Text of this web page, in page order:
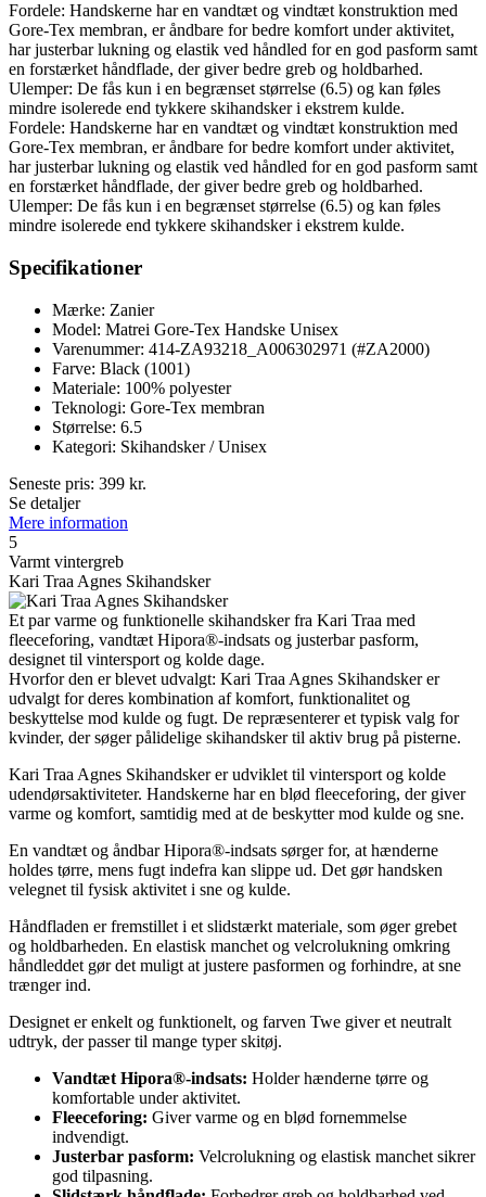
Fordele: Handskerne har en vandtæt og vindtæt konstruktion med
Gore-Tex membran, er åndbare for bedre komfort under aktivitet,
har justerbar lukning og elastik ved håndled for en god pasform samt
en forstærket håndflade, der giver bedre greb og holdbarhed.
Ulemper: De fås kun i en begrænset størrelse (6.5) og kan føles
mindre isolerede end tykkere skihandsker i ekstrem kulde.
Fordele: Handskerne har en vandtæt og vindtæt konstruktion med
Gore-Tex membran, er åndbare for bedre komfort under aktivitet,
har justerbar lukning og elastik ved håndled for en god pasform samt
en forstærket håndflade, der giver bedre greb og holdbarhed.
Ulemper: De fås kun i en begrænset størrelse (6.5) og kan føles
mindre isolerede end tykkere skihandsker i ekstrem kulde.
Specifikationer
Mærke: Zanier
Model: Matrei Gore-Tex Handske Unisex
Varenummer: 414-ZA93218_A006302971 (#ZA2000)
Farve: Black (1001)
Materiale: 100% polyester
Teknologi: Gore-Tex membran
Størrelse: 6.5
Kategori: Skihandsker / Unisex
Seneste pris: 399 kr.
Se detaljer
Mere information
5
Varmt vintergreb
Kari Traa Agnes Skihandsker
Et par varme og funktionelle skihandsker fra Kari Traa med
fleeceforing, vandtæt Hipora®-indsats og justerbar pasform,
designet til vintersport og kolde dage.
Hvorfor den er blevet udvalgt: Kari Traa Agnes Skihandsker er
udvalgt for deres kombination af komfort, funktionalitet og
beskyttelse mod kulde og fugt. De repræsenterer et typisk valg for
kvinder, der søger pålidelige skihandsker til aktiv brug på pisterne.
Kari Traa Agnes Skihandsker er udviklet til vintersport og kolde
udendørsaktiviteter. Handskerne har en blød fleeceforing, der giver
varme og komfort, samtidig med at de beskytter mod kulde og sne.
En vandtæt og åndbar Hipora®-indsats sørger for, at hænderne
holdes tørre, mens fugt indefra kan slippe ud. Det gør handsken
velegnet til fysisk aktivitet i sne og kulde.
Håndfladen er fremstillet i et slidstærkt materiale, som øger grebet
og holdbarheden. En elastisk manchet og velcrolukning omkring
håndleddet gør det muligt at justere pasformen og forhindre, at sne
trænger ind.
Designet er enkelt og funktionelt, og farven Twe giver et neutralt
udtryk, der passer til mange typer skitøj.
Vandtæt Hipora®-indsats: Holder hænderne tørre og
komfortable under aktivitet.
Fleeceforing: Giver varme og en blød fornemmelse
indvendigt.
Justerbar pasform: Velcrolukning og elastisk manchet sikrer
god tilpasning.